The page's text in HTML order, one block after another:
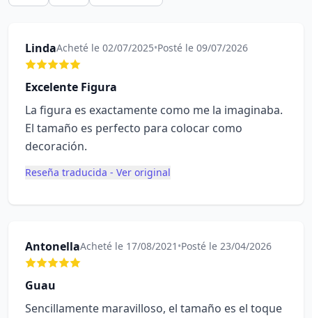
LindaAcheté le 02/07/2025•Posté le 09/07/2026
Excelente Figura
La figura es exactamente como me la imaginaba.
El tamaño es perfecto para colocar como
decoración.
Reseña traducida - Ver original
AntonellaAcheté le 17/08/2021 •Posté le 23/04/2026
Guau
Sencillamente maravilloso, el tamaño es el toque